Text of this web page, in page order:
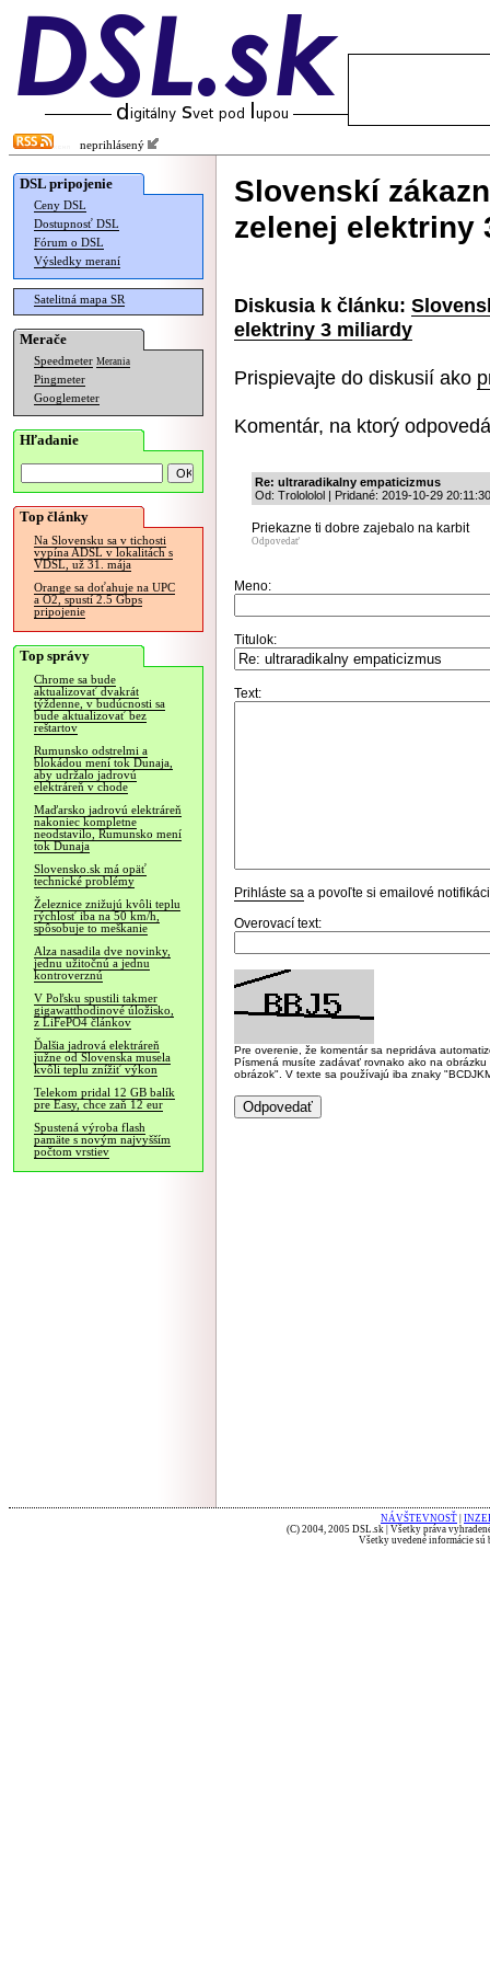
neprihlásený
DSL pripojenie
Ceny DSL
Dostupnosť DSL
Fórum o DSL
Výsledky meraní
Satelitná mapa SR
Merače
Speedmeter Merania
Pingmeter
Googlemeter
Hľadanie
Top články
Na Slovensku sa v tichosti
vypína ADSL v lokalitách s
VDSL, už 31. mája
Orange sa doťahuje na UPC
a O2, spustí 2.5 Gbps
pripojenie
Top správy
Chrome sa bude
aktualizovať dvakrát
týždenne, v budúcnosti sa
bude aktualizovať bez
reštartov
Rumunsko odstrelmi a
blokádou mení tok Dunaja,
aby udržalo jadrovú
elektráreň v chode
Maďarsko jadrovú elektráreň
nakoniec kompletne
neodstavilo, Rumunsko mení
tok Dunaja
Slovensko.sk má opäť
technické problémy
Železnice znižujú kvôli teplu
rýchlosť iba na 50 km/h,
spôsobuje to meškanie
Alza nasadila dve novinky,
jednu užitočnú a jednu
kontroverznú
V Poľsku spustili takmer
gigawatthodinové úložisko,
z LiFePO4 článkov
Ďalšia jadrová elektráreň
južne od Slovenska musela
kvôli teplu znížiť výkon
Telekom pridal 12 GB balík
pre Easy, chce zaň 12 eur
Spustená výroba flash
pamäte s novým najvyšším
počtom vrstiev
Slovenskí
zelenej elektriny
Diskusia k článku:
elektriny 3 miliardy
Prispievajte do diskusií ako
Komentár, na ktorý
Re: ultraradikalny empaticizmus
Od: Trolololol | Pridané: 2019-10-29 20:11:30
Priekazne ti dobre zajebalo na karbit
Odpovedať
Meno:
Titulok:
Text:
Prihláste sa a povoľte si emailové
Overovací text:
Pre overenie, že komentár sa nepridáva
Písmená musíte zadávať rovnako ako na
obrázok". V texte sa používajú iba znaky
NÁVŠTEVNOSŤ
(C) 2004, 2005 DSL.sk | Všetky práva
Všetky uvedené informácie sú